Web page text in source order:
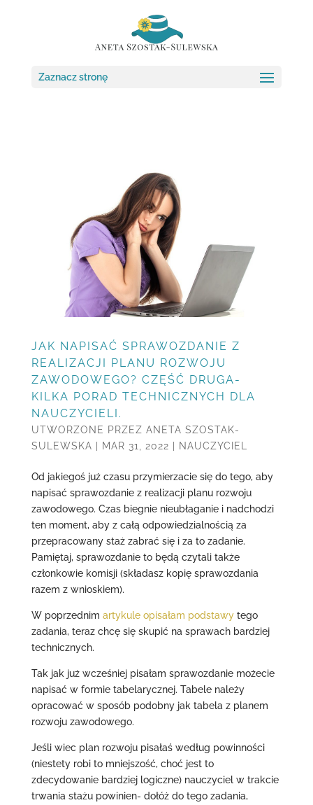
Zaznacz stronę
JAK NAPISAĆ SPRAWOZDANIE Z
REALIZACJI PLANU ROZWOJU
ZAWODOWEGO? CZĘŚĆ DRUGA-
KILKA PORAD TECHNICZNYCH DLA
NAUCZYCIELI.
UTWORZONE PRZEZ ANETA SZOSTAK-
SULEWSKA
MAR 31, 2022 NAUCZYCIEL
Od jakiegoś już czasu przymierzacie się do tego, aby
napisać sprawozdanie z realizacji planu rozwoju
zawodowego. Czas biegnie nieubłaganie i nadchodzi
ten moment, aby z całą odpowiedzialnością za
przepracowany staż zabrać się i za to zadanie.
Pamiętaj, sprawozdanie to będą czytali także
członkowie komisji (składasz kopię sprawozdania
razem z wnioskiem).
W poprzednim artykule opisałam podstawytego
zadania, teraz chcę się skupić na sprawach bardziej
technicznych.
Tak jak już wcześniej pisałam sprawozdanie możecie
napisać w formie tabelarycznej. Tabele należy
opracować w sposób podobny jak tabela z planem
rozwoju zawodowego.
Jeśli wiec plan rozwoju pisałaś według powinności
(niestety robi to mniejszość, choć jest to
zdecydowanie bardziej logiczne) nauczyciel w trakcie
trwania stażu powinien- dołóż do tego zadania,